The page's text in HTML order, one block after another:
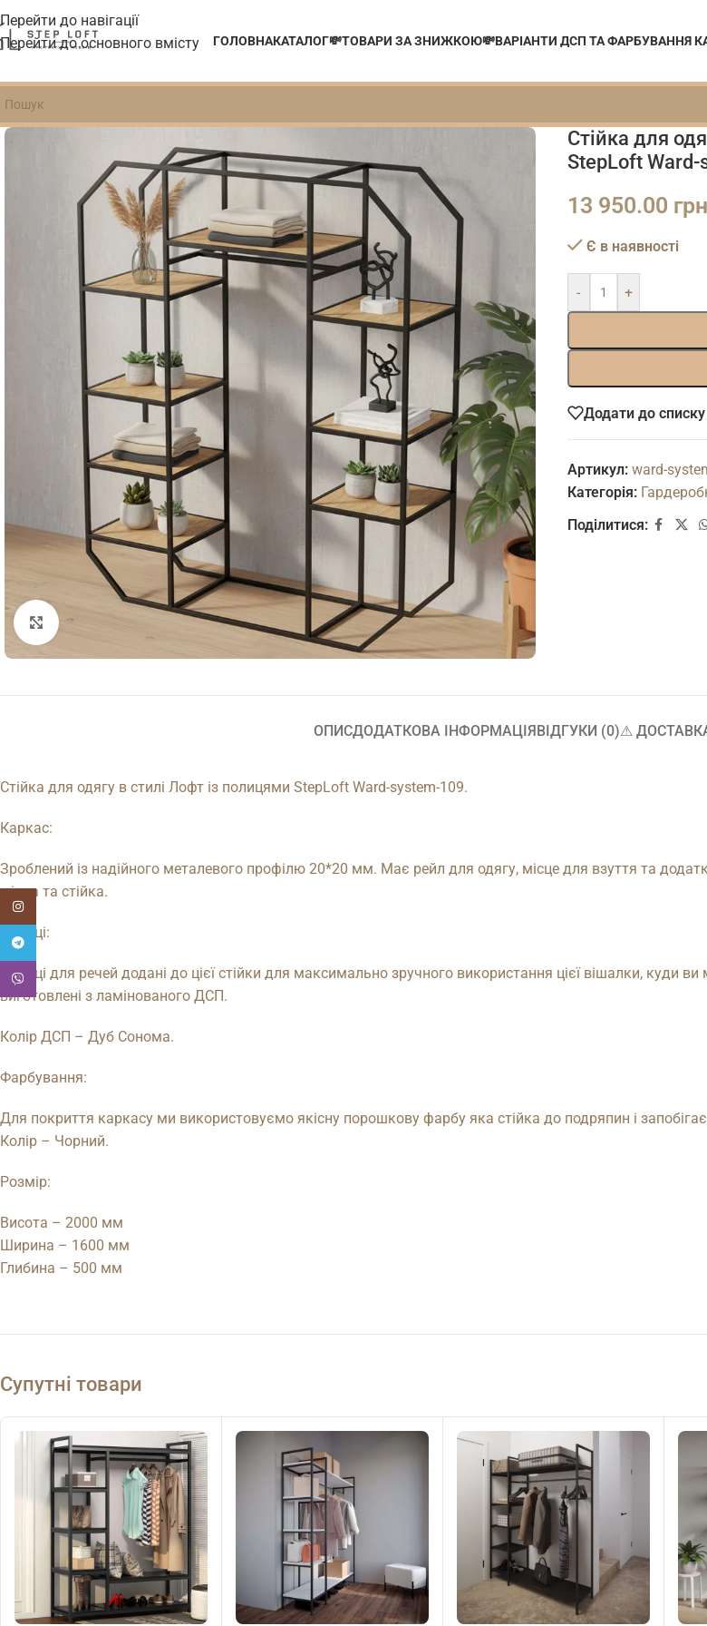
Перейти до навігації
Перейти до основного вмісту
ГОЛОВНАКАТАЛОГ💸ТОВАРИ ЗА ЗНИЖКОЮ💸ВАРІАНТИ ДСП ТА ФАРБУВАННЯ
Натисніть, щоб збільшити
Стійка для
StepLoft
13 950.00 грн
Є в наявності
- +
Додати до
Артикул: ward-
Категорія:
Поділитися:
ОПИСДОДАТКОВА ІНФОРМАЦІЯВІДГУКИ (0)⚠︎
Стійка для одягу в стилі Лофт із полицями StepLoft Ward-system-109.
Каркас:
Зроблений із надійного металевого профілю 20*20 мм. Має рейл для одягу, місце для взуття та
міцна та стійка.
Полиці:
Полиці для речей додані до цієї стійки для максимально зручного використання цієї вішалки, куди
виготовлені з ламінованого ДСП.
Колір ДСП – Дуб Сонома.
Фарбування:
Для покриття каркасу ми використовуємо якісну порошкову фарбу яка стійка до подряпин і запобігає
Колір – Чорний.
Розмір:
Висота – 2000 мм
Ширина – 1600 мм
Глибина – 500 мм
Супутні товари
Telegram
Viber